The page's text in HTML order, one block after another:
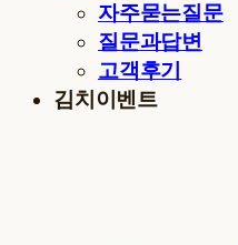
자주묻는질문
질문과답변
고객후기
김치이벤트